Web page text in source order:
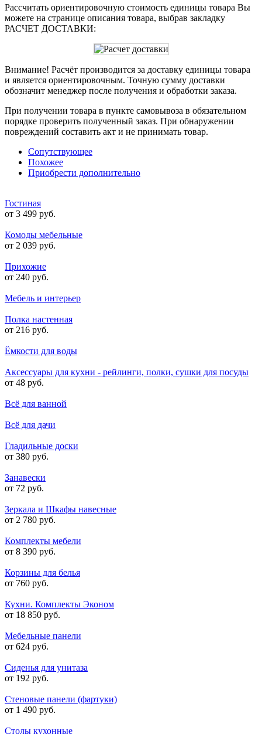
Рассчитать ориентировочную стоимость единицы товара Вы
можете на странице описания товара, выбрав закладку
РАСЧЕТ ДОСТАВКИ:
Внимание! Расчёт производится за доставку единицы товара
и является ориентировочным. Точную сумму доставки
обозначит менеджер после получения и обработки заказа.
При получении товара в пункте самовывоза в обязательном
порядке проверить полученный заказ. При обнаружении
повреждений составить акт и не принимать товар.
Сопутствующее
Похожее
Приобрести дополнительно
Гостиная
от 3 499 руб.
Комоды мебельные
от 2 039 руб.
Прихожие
от 240 руб.
Мебель и интерьер
Полка настенная
от 216 руб.
Ёмкости для воды
Аксессуары для кухни - рейлинги, полки, сушки для посуды
от 48 руб.
Всё для ванной
Всё для дачи
Гладильные доски
от 380 руб.
Занавески
от 72 руб.
Зеркала и Шкафы навесные
от 2 780 руб.
Комплекты мебели
от 8 390 руб.
Корзины для белья
от 760 руб.
Кухни. Комплекты Эконом
от 18 850 руб.
Мебельные панели
от 624 руб.
Сиденья для унитаза
от 192 руб.
Стеновые панели (фартуки)
от 1 490 руб.
Столы кухонные